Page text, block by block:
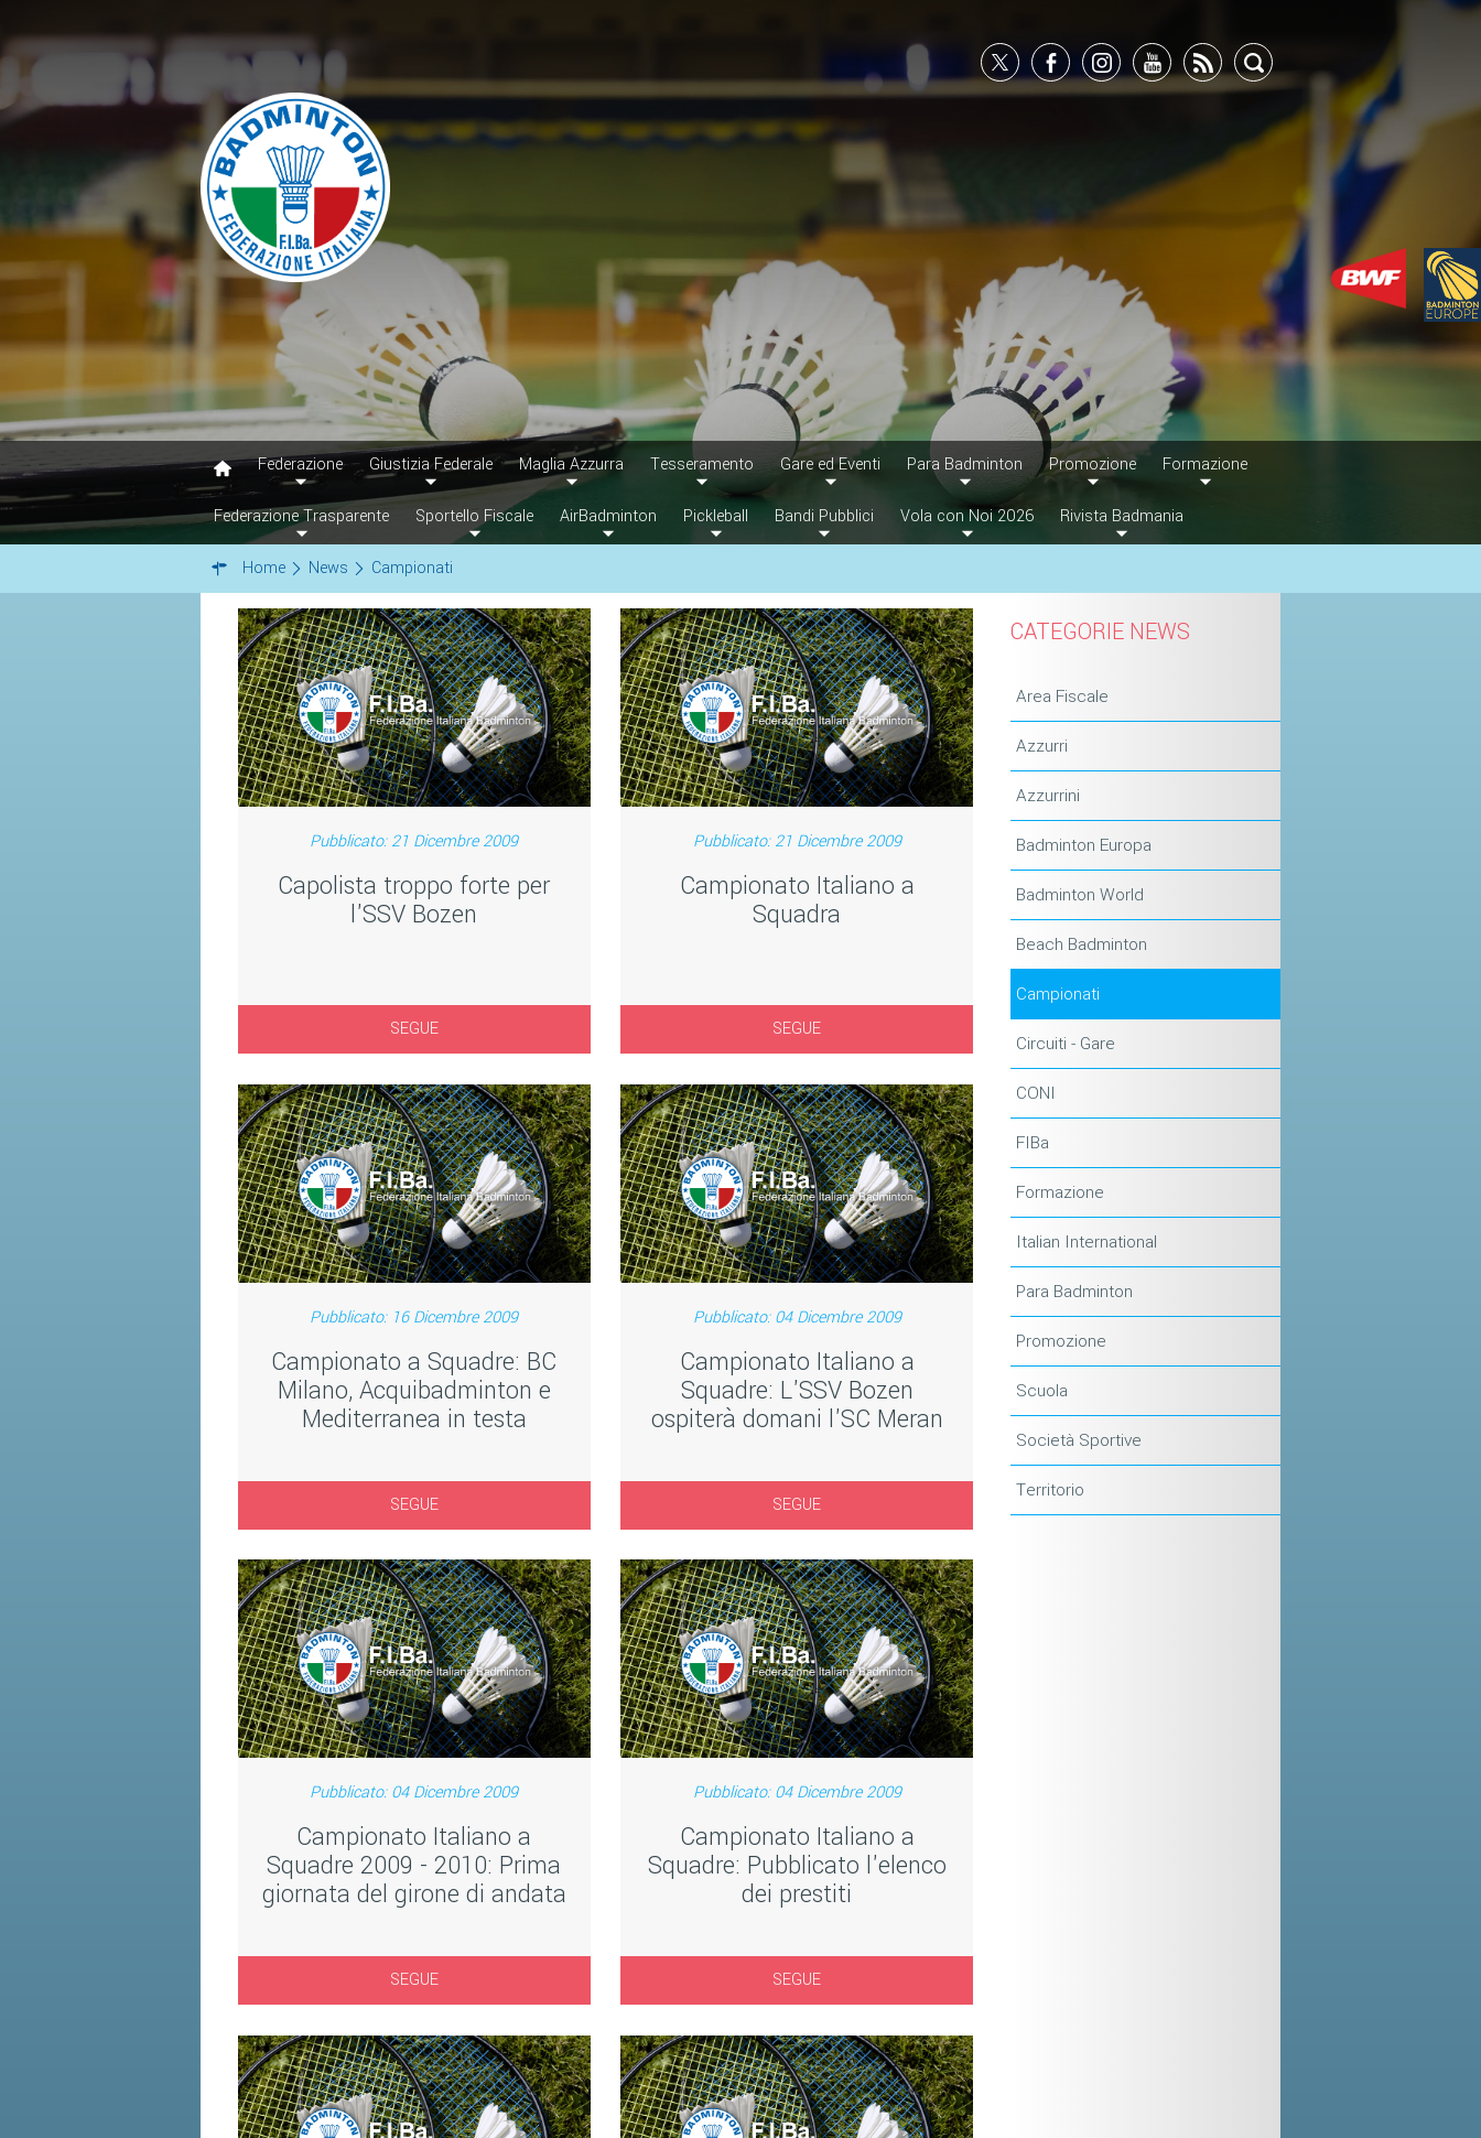
Federazione Giustizia Federale Maglia Azzurra Tesseramento Gare ed Eventi Para Badminton Promozione Formazione
Federazione Trasparente Sportello Fiscale AirBadminton Pickleball Bandi Pubblici Vola con Noi 2026 Rivista Badmania
Home News Campionati
Pubblicato: 21 Dicembre 2009
Capolista troppo forte per
l'SSV Bozen
SEGUE
Pubblicato: 21 Dicembre 2009
Campionato Italiano a
Squadra
SEGUE
Pubblicato: 16 Dicembre 2009
Campionato a Squadre: BC
Milano, Acquibadminton e
Mediterranea in testa
SEGUE
Pubblicato: 04 Dicembre 2009
Campionato Italiano a
Squadre: L'SSV Bozen
ospiterà domani l'SC Meran
SEGUE
Pubblicato: 04 Dicembre 2009
Campionato Italiano a
Squadre 2009 - 2010: Prima
giornata del girone di andata
SEGUE
Pubblicato: 04 Dicembre 2009
Campionato Italiano a
Squadre: Pubblicato l'elenco
dei prestiti
SEGUE
CATEGORIE NEWS
Area Fiscale
Azzurri
Azzurrini
Badminton Europa
Badminton World
Beach Badminton
Campionati
Circuiti - Gare
CONI
FIBa
Formazione
Italian International
Para Badminton
Promozione
Scuola
Società Sportive
Territorio